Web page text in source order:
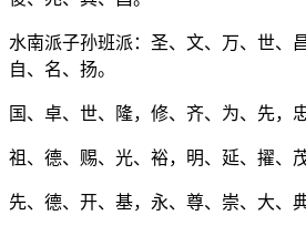
水南派子孙班派：圣、文、万、世、
自、名、扬。
国、卓、世、隆，修、齐、为、先，
祖、德、赐、光、裕，明、延、擢、
先、德、开、基，永、尊、崇、大、